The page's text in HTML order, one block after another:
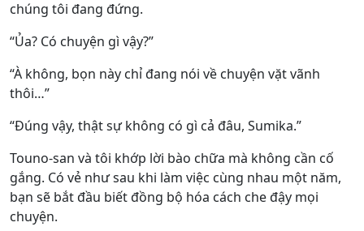
chúng tôi đang đứng.
“Ủa? Có chuyện gì vậy?”
“À không, bọn này chỉ đang nói về chuyện vặt vãnh
thôi…”
“Đúng vậy, thật sự không có gì cả đâu, Sumika.”
Touno-san và tôi khớp lời bào chữa mà không cần cố
gắng. Có vẻ như sau khi làm việc cùng nhau một năm,
bạn sẽ bắt đầu biết đồng bộ hóa cách che đậy mọi
chuyện.